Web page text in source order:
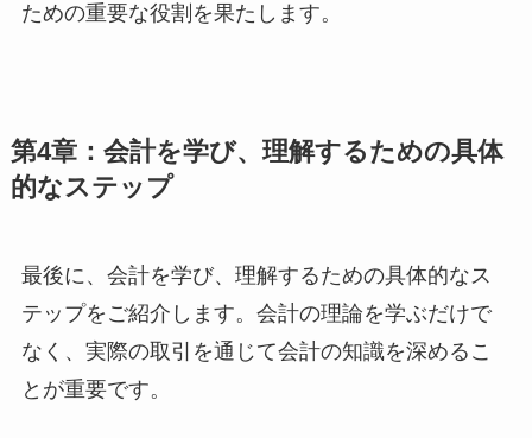
ための重要な役割を果たします。
第4章：会計を学び、理解するための具体
的なステップ
最後に、会計を学び、理解するための具体的なス
テップをご紹介します。会計の理論を学ぶだけで
なく、実際の取引を通じて会計の知識を深めるこ
とが重要です。